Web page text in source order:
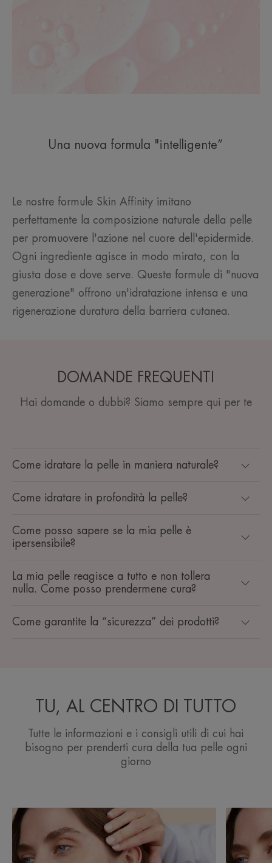
Una nuova formula "intelligente”
Le nostre formule Skin Affinity imitano
perfettamente la composizione naturale della pelle
per promuovere l'azione nel cuore dell'epidermide.
Ogni ingrediente agisce in modo mirato, con la
giusta dose e dove serve. Queste formule di "nuova
generazione" offrono un'idratazione intensa e una
rigenerazione duratura della barriera cutanea.
DOMANDE FREQUENTI
Hai domande o dubbi? Siamo sempre qui per te
Come idratare la pelle in maniera naturale?
Come idratare in profondità la pelle?
Come posso sapere se la mia pelle è
ipersensibile?
La mia pelle reagisce a tutto e non tollera
nulla. Come posso prendermene cura?
Come garantite la “sicurezza” dei prodotti?
TU, AL CENTRO DI TUTTO
Tutte le informazioni e i consigli utili di cui hai
bisogno per prenderti cura della tua pelle ogni
giorno
Ecco
nostri
consigli
Scopri
Prendersi
cura
della